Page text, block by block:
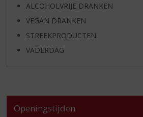
ALCOHOLVRIJE DRANKEN
VEGAN DRANKEN
STREEKPRODUCTEN
VADERDAG
Openingstijden